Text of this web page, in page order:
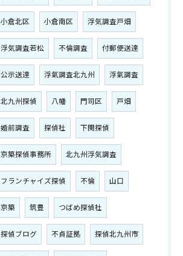
小倉北区 小倉南区 浮気調査戸畑
浮気調査若松 不倫調査 付郵便送達
公示送達 浮氣調査北九州 浮氣調査
北九州探偵 八幡 門司区 戸畑
婚前調査 探偵社 下関探偵
京築探偵事務所 北九州浮気調査
フランチャイズ探偵 不倫 山口
京築 筑豊 つばめ探偵社
探偵ブログ 不貞証拠 探偵北九州市